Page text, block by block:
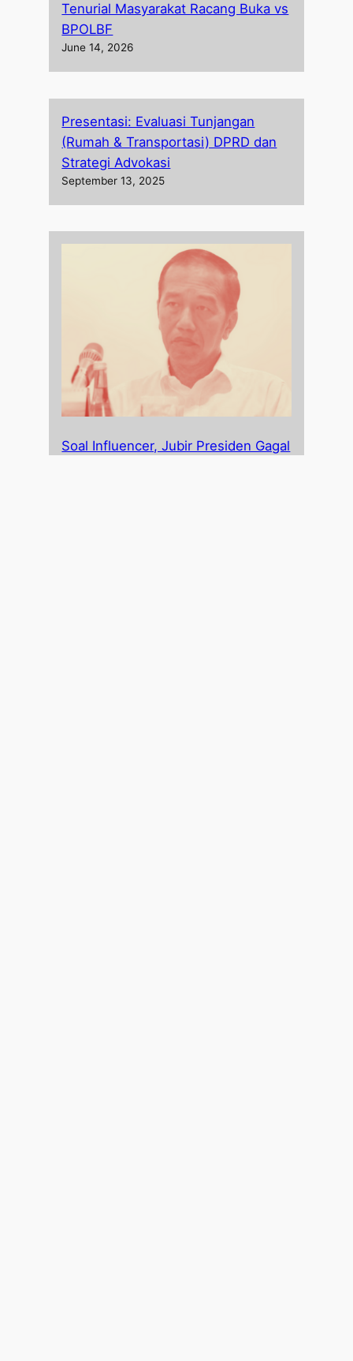
Tenurial Masyarakat Racang Buka vs
BPOLBF
June 14, 2026
Presentasi: Evaluasi Tunjangan
(Rumah & Transportasi) DPRD dan
Strategi Advokasi
September 13, 2025
Soal Influencer, Jubir Presiden Gagal